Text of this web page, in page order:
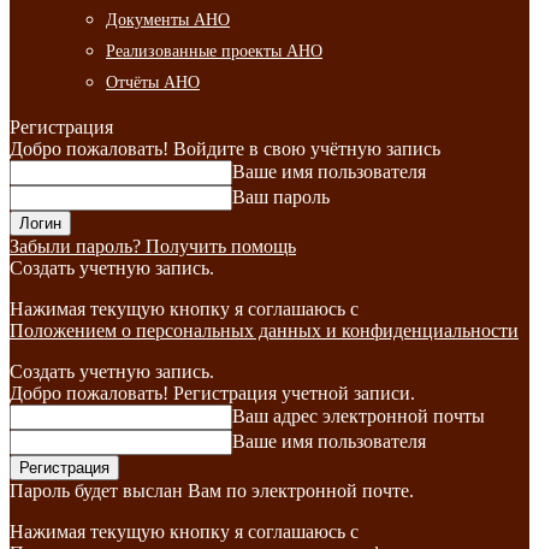
Документы АНО
Реализованные проекты АНО
Отчёты АНО
Регистрация
Добро пожаловать! Войдите в свою учётную запись
Ваше имя пользователя
Ваш пароль
Забыли пароль? Получить помощь
Создать учетную запись.
Нажимая текущую кнопку я соглашаюсь с
Положением о персональных данных и конфиденциальности
Создать учетную запись.
Добро пожаловать! Регистрация учетной записи.
Ваш адрес электронной почты
Ваше имя пользователя
Пароль будет выслан Вам по электронной почте.
Нажимая текущую кнопку я соглашаюсь с